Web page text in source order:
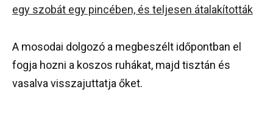
A mosodai dolgozó a megbeszélt időpontban el
fogja hozni a koszos ruhákat, majd tisztán és
vasalva visszajuttatja őket.